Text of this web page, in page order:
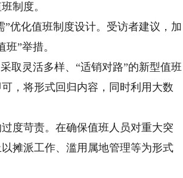
制度。
化值班制度设计。受访者建议，加
”举措。
灵活多样、“适销对路”的新型值班
，将形式回归内容，同时利用大数
度苛责。在确保值班人员对重大突
摊派工作、滥用属地管理等为形式